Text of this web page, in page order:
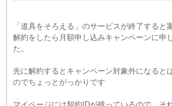
「道具をそろえる」のサービスが終了すると
解約をしたら月額申し込みキャンペーンに申
た。
先に解約するとキャンペーン対象外になると
のでちょっとがっかりです